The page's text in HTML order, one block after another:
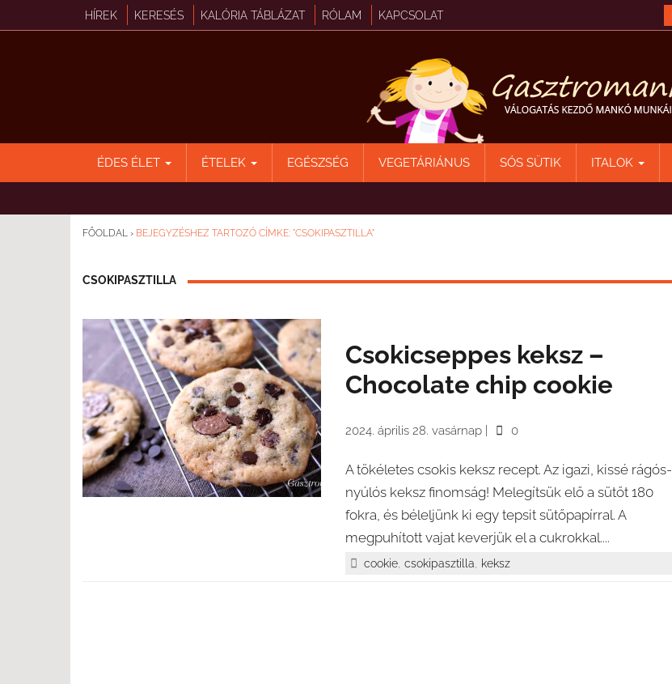
HÍREK KERESÉS KALÓRIA TÁBLÁZAT RÓLAM KAPCSOLAT
ÉDES ÉLET ÉTELEK EGÉSZSÉG VEGETÁRIÁNUS SÓS SÜTIK ITALOK
FŐOLDAL › BEJEGYZÉSHEZ TARTOZÓ CÍMKE: "CSOKIPASZTILLA"
CSOKIPASZTILLA
Csokicseppes keksz –
Chocolate chip cookie
2024. április 28. vasárnap 0
A tökéletes csokis keksz recept. Az igazi, kissé rágós-
nyúlós keksz finomság! Melegítsük elő a sütőt 180
fokra, és béleljünk ki egy tepsit sütőpapírral. A
megpuhított vajat keverjük el a cukrokkal....
cookie,csokipasztilla, keksz